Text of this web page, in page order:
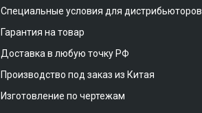
Специальные условия для дистрибьюторов
Гарантия на товар
Доставка в любую точку РФ
Производство под заказ из Китая
Изготовление по чертежам